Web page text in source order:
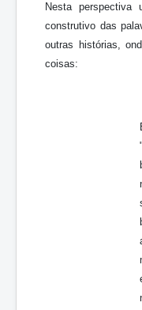
Nesta perspectiva
construtivo das
outras histórias,
coisas: